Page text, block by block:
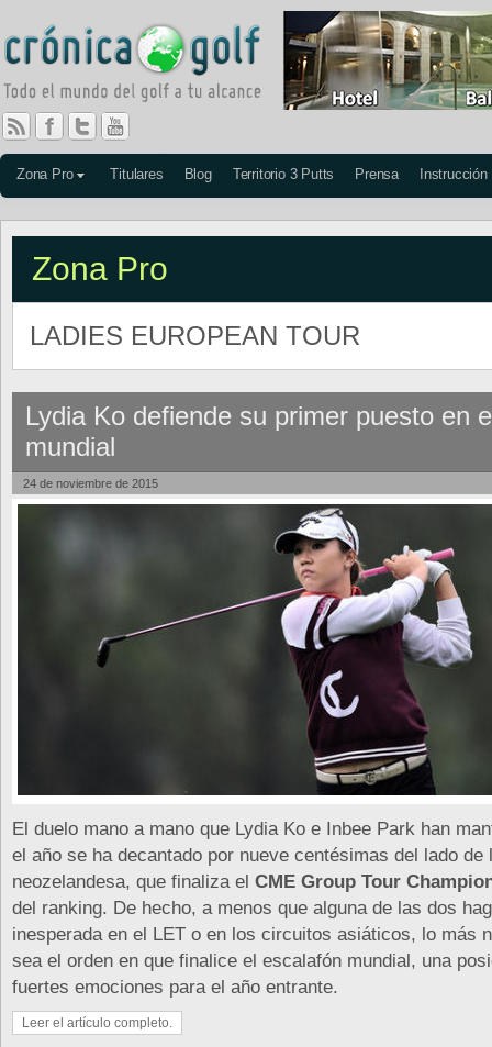
Zona Pro Titulares Blog Territorio 3 Putts Prensa Instrucción
Zona Pro
LADIES EUROPEAN TOUR
Lydia Ko defiende su primer puesto en
mundial
24 de noviembre de 2015
El duelo mano a mano que Lydia Ko e Inbee Park han
el año se ha decantado por nueve centésimas del lado de
neozelandesa, que finaliza el CME Group Tour
del ranking. De hecho, a menos que alguna de las dos
inesperada en el LET o en los circuitos asiáticos, lo más
sea el orden en que finalice el escalafón mundial, una
fuertes emociones para el año entrante.
Leer el artículo completo.